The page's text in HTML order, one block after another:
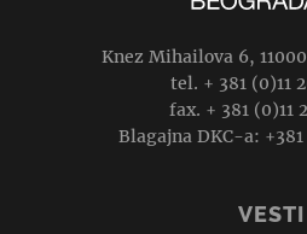
Knez Mihailova 6,
tel. + 381 (0)11
fax. + 381 (0)11
Blagajna DKC-a: +381
VESTI